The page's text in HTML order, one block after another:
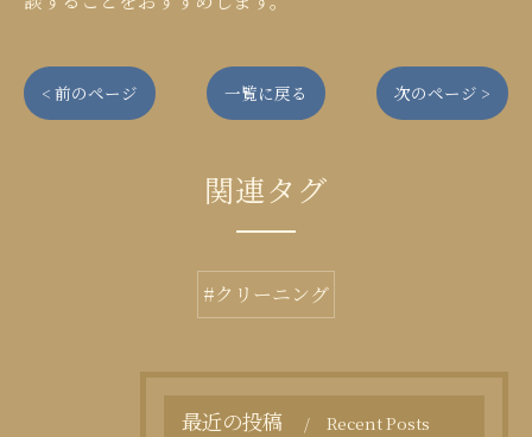
< 前のページ 一覧に戻る 次のページ >
関連タグ
#クリーニング
最近の投稿 Recent Posts